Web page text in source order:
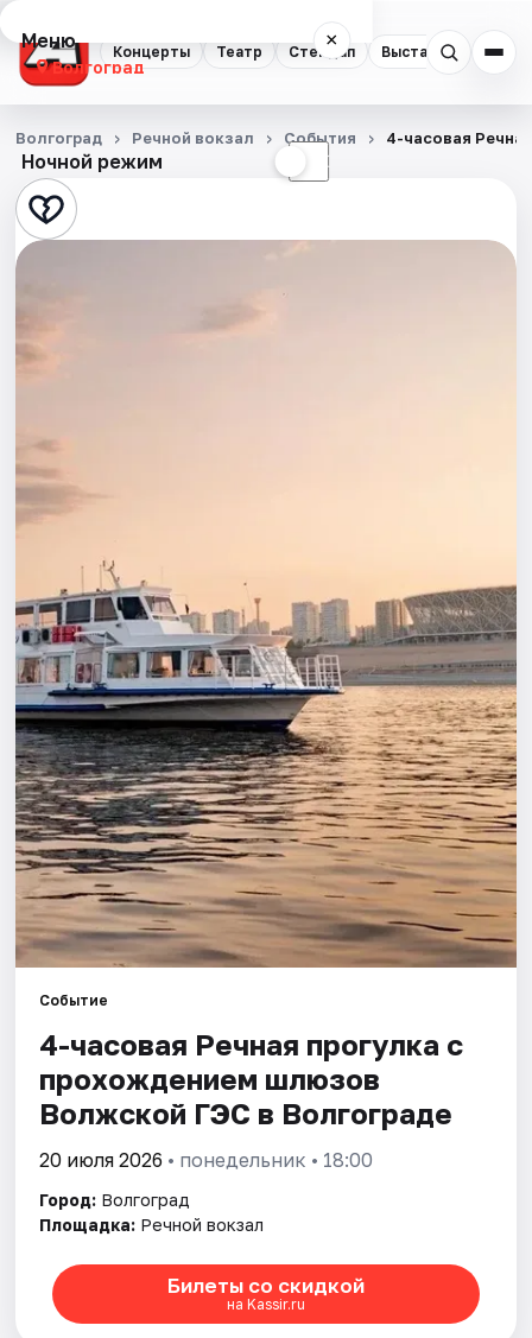
Концерты Театр Стендап Выставки
Меню ×
Волгоград
Концерты
Театр
Стендап
Квесты
Спорт
События
Города
Площадки
Артисты
Рейтинги
Ночной режим ☾
Волгоград Речной вокзал События 4-часовая
Событие
4-часовая Речная прогулка с
прохождением шлюзов
Волжской ГЭС в Волгограде
20 июля 2026 • понедельник • 18:00
Город: Волгоград
Площадка: Речной вокзал
Билеты со скидкой
на Kassir.ru